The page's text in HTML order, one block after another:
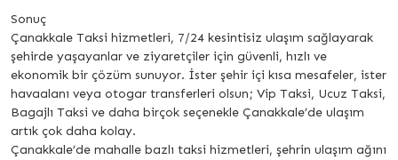
Sonuç
Çanakkale Taksi hizmetleri, 7/24 kesintisiz ulaşım sağlayarak
şehirde yaşayanlar ve ziyaretçiler için güvenli, hızlı ve
ekonomik bir çözüm sunuyor. İster şehir içi kısa mesafeler, ister
havaalanı veya otogar transferleri olsun; Vip Taksi, Ucuz Taksi,
Bagajlı Taksi ve daha birçok seçenekle Çanakkale’de ulaşım
artık çok daha kolay.
Çanakkale’de mahalle bazlı taksi hizmetleri, şehrin ulaşım ağını